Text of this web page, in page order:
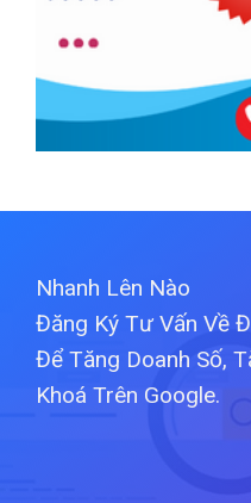
Nhanh Lên Nào
Đăng Ký Tư Vấn Về
Để Tăng Doanh Số,
Khoá Trên Google.